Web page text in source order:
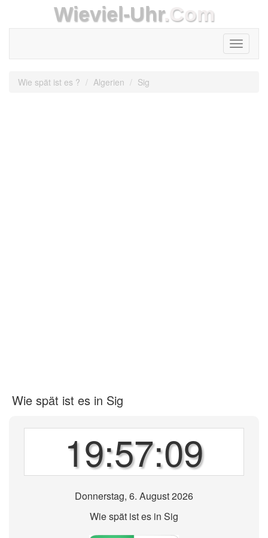
Wieviel-Uhr.Com
Toggle
Wie spät ist es ? Algerien Sig
Wie spät ist es in Sig
19:57:09
Donnerstag, 6. August 2026
Wie spät ist es in Sig